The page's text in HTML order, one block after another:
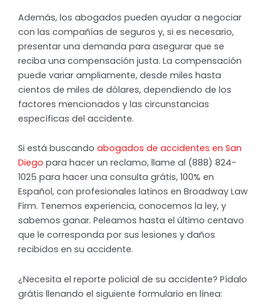
Además, los abogados pueden ayudar a negociar
con las compañías de seguros y, si es necesario,
presentar una demanda para asegurar que se
reciba una compensación justa. La compensación
puede variar ampliamente, desde miles hasta
cientos de miles de dólares, dependiendo de los
factores mencionados y las circunstancias
específicas del accidente.
Si está buscando abogados de accidentes en San
Diego para hacer un reclamo, llame al (888) 824-
1025 para hacer una consulta grátis, 100% en
Español, con profesionales latinos en Broadway Law
Firm. Tenemos experiencia, conocemos la ley, y
sabemos ganar. Peleamos hasta el último centavo
que le corresponda por sus lesiones y daños
recibidos en su accidente.
¿Necesita el reporte policial de su accidente? Pídalo
grátis llenando el siguiente formulario en línea: